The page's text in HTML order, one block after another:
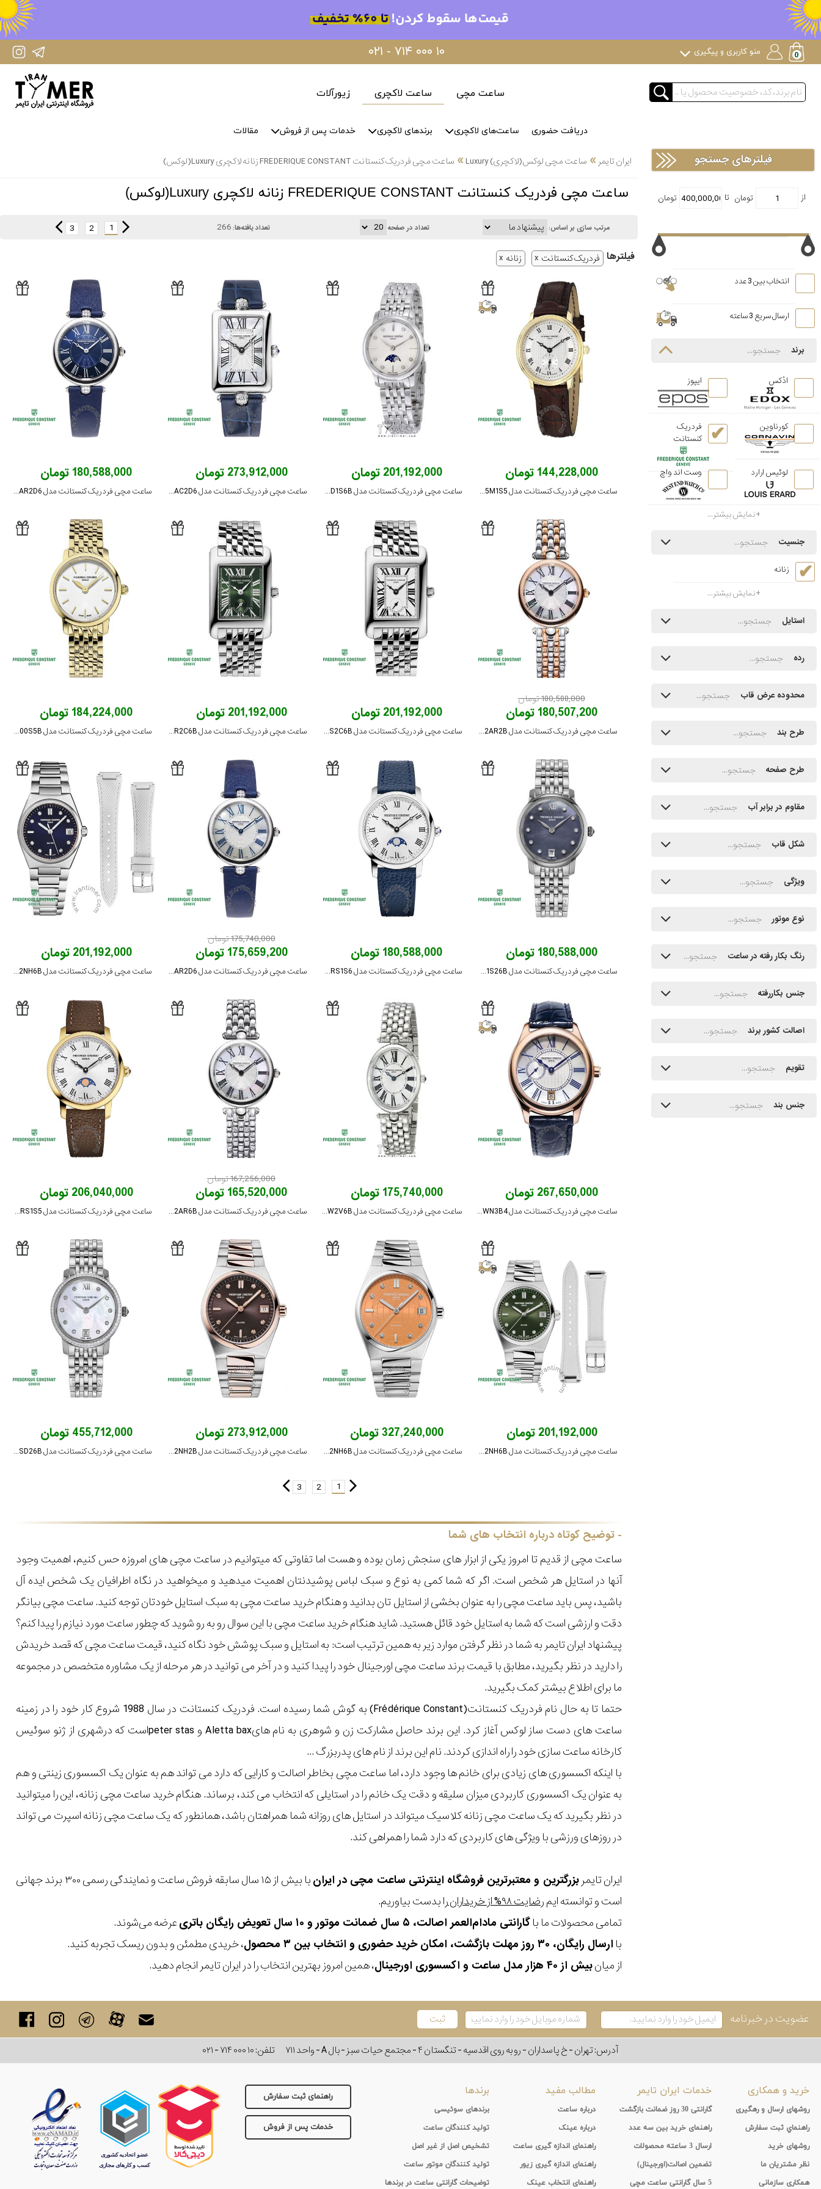
IranTimer Instagram Page ۰۲۱ - ۷۱۴ ۰۰۰ ۱۰ منو کاربری و پیگیری
ساعت مچی ساعت لاکچری زیورآلات
دریافت حضوری ساعت‌های لاکچری برندهای لاکچری خدمات پس از فروش مقالات
ایران تایمر » ساعت مچی لوکس(لاکچری) Luxury » ساعت مچی فردریک کنستانت FREDERIQUE CONSTANT زنانه لاکچری Luxury(لوکس)
ساعت مچی فردریک کنستانت FREDERIQUE CONSTANT زنانه لاکچری Luxury(لوکس)
مرتب سازی بر اساس: تعداد در صفحه تعداد یافته‌ها:266
1
2
3
فیلتر‌ها فردریک کنستانت زنانه
144,228,000 تومان
ساعت مچی فردریک کنستانت مدل FC-235M1S5
201,192,000 تومان
ساعت مچی فردریک کنستانت مدل FC-206MPWD1S6B
273,912,000 تومان
ساعت مچی فردریک کنستانت مدل FC-200MPW2AC2D6
180,588,000 تومان
ساعت مچی فردریک کنستانت مدل FC-200MPN2AR2D6
180,588,000 تومان
180,507,200 تومان
ساعت مچی فردریک کنستانت مدل FC-200MPW2AR2B
201,192,000 تومان
ساعت مچی فردریک کنستانت مدل FC-235S2C6B
201,192,000 تومان
ساعت مچی فردریک کنستانت مدل FC-235GR2C6B
184,224,000 تومان
ساعت مچی فردریک کنستانت مدل FC-200S5B
180,588,000 تومان
ساعت مچی فردریک کنستانت مدل FC-220MPBD1S26B
180,588,000 تومان
ساعت مچی فردریک کنستانت مدل FC-206RS1S6
175,740,000 تومان
175,659,200 تومان
ساعت مچی فردریک کنستانت مدل FC-200MPWN2AR2D6
201,192,000 تومان
ساعت مچی فردریک کنستانت مدل FC-240ND2NH6B
267,650,000 تومان
ساعت مچی فردریک کنستانت مدل FC-318MPWN3B4
175,740,000 تومان
ساعت مچی فردریک کنستانت مدل FC-200MPW2V6B
167,256,000 تومان
165,520,000 تومان
ساعت مچی فردریک کنستانت مدل FC-200MPW2AR6B
206,040,000 تومان
ساعت مچی فردریک کنستانت مدل FC-206RS1S5
201,192,000 تومان
ساعت مچی فردریک کنستانت مدل FC-240GRD2NH6B
327,240,000 تومان
ساعت مچی فردریک کنستانت مدل FC-303OD2NH6B
273,912,000 تومان
ساعت مچی فردریک کنستانت مدل FC-240CD2NH2B
455,712,000 تومان
ساعت مچی فردریک کنستانت مدل FC-220MPWD1SD26B
1
2
3
توضیح کوتاه درباره انتخاب های شما
ساعت مچی از قدیم تا امروز یکی از ابزار های سنجش زمان بوده و هست اما تفاوتی که میتوانیم در ساعت مچی های امروزه حس کنیم، اهمیت وجود
آنها در استایل هر شخص است. اگر که شما کمی به نوع و سبک لباس پوشیدنتان اهمیت میدهید و میخواهید در نگاه اطرافیان یک شخص ایده آل
باشید، پس باید ساعت مچی را به عنوان بخشی از استایل تان بدانید و هنگام خرید ساعت مچی به سبک استایل خودتان توجه کنید. ساعت مچی بیانگر
دقت و ارزشی است که شما به استایل خود قائل هستید. شاید هنگام خرید ساعت مچی با این سوال رو به رو شوید که چطور ساعت مورد نیازم را پیدا کنم؟
پیشنهاد ایران تایمر به شما در نظر گرفتن موارد زیر به همین ترتیب است: به استایل و سبک پوشش خود نگاه کنید، قیمت ساعت مچی که قصد خریدش
را دارید در نظر بگیرید، مطابق با قیمت برند ساعت مچی اورجینال خود را پیدا کنید و در آخر می توانید در هر مرحله از یک مشاوره متخصص در مجموعه
ما برای اطلاع بیشتر کمک بگیرید.
حتما تا به حال نام فردریک کنستانت(Frédérique Constant) به گوش شما رسیده است. فردریک کنستانت در سال 1988 شروع کار خود را در زمینه
ساعت های دست ساز لوکس آغاز کرد. این برند حاصل مشارکت زن و شوهری به نام هایAletta bax و peter stasاست که درشهری از ژنو سوئیس
کارخانه ساعت سازی خود را راه اندازی کردند. نام این برند از نام های پدربزرگ ...
با اینکه اکسسوری های زیادی برای خانم ها وجود دارد، اما ساعت مچی بخاطر اصالت و کارایی که دارد می تواند هم به عنوان یک اکسسوری زینتی و هم
به عنوان یک اکسسوری کاربردی میزان سلیقه و دقت یک خانم را در استایلی که انتخاب می کند، برساند. هنگام خرید ساعت مچی زنانه، این را میتوانید
در نظر بگیرید که یک ساعت مچی زنانه کلاسیک میتواند در استایل های روزانه شما همراهتان باشد، همانطور که یک ساعت مچی زنانه اسپرت می تواند
در روزهای ورزشی با ویژگی های کاربردی که دارد شما را همراهی کند.
ایران تایمربزرگترین و معتبرترین فروشگاه اینترنتی ساعت مچی در ایران
با بیش از ۱۵ سال سابقه فروش ساعت و نمایندگی رسمی ۳۰۰ برند جهانی
است و توانسته ایمرضایت ۹۸% از خریداران
را بدست بیاوریم.
تمامی محصولات ما باگارانتی مادام‌العمر اصالت، ۵ سال ضمانت موتور و ۱۰ سال تعویض رایگان باتری
عرضه می‌شوند.
باارسال رایگان، ۳۰ روز مهلت بازگشت، امکان خرید حضوری و انتخاب بین ۳ محصول
، خریدی مطمئن و بدون ریسک تجربه کنید.
از میانبیش از ۴۰ هزار مدل ساعت و اکسسوری اورجینال ، همین امروز بهترین انتخاب را در ایران تایمر انجام دهید.
فیلترهای جستجو
انتخاب بین 3 عدد
ارسال سریع 3 ساعته
برند
ادُکس ایپوز
کورناوین
فردریک
کنستانت
لوئیس ارارد وست اند واچ
نمایش بیشتر...
جنسیت
زنانه
نمایش بیشتر...
استایل
رده
محدوده عرض قاب
طرح بند
طرح صفحه
مقاوم در برابر آب
شکل قاب
ویژگی
نوع موتور
رنگ بکار رفته در ساعت
جنس بکاررفته
اصالت کشور برند
تقویم
جنس بند
عضویت در خبرنامه
آدرس: تهران - خ پاسداران - رو به روی اقدسیه - تنگستان ۴ - مجتمع حیات سبز - بال A - واحد ۷۱۱ تلفن:۰۲۱ - ۷۱۴ ۰۰۰ ۱۰
راهنمای ثبت سفارش
خدمات پس از فروش
خرید و همکاری
روشهای ارسال و رهگیری
راهنماي ثبت سفارش
روشهای خرید
نظر مشتریان ما
همکاری سازمانی
خدمات ایران تایمر
گارانتی 30 روز ضمانت بازگشت
راهنمای خرید بین سه عدد
ارسال 3 ساعته محصولات
تضمین اصالت(اورجینال)
5 سال گارانتی ساعت مچی
مطالب مفید
درباره ساعت
درباره عینک
راهنمای اندازه گیری ساعت
راهنمای اندازه گیری زیور
راهنمای انتخاب عینک
برندها
برندهای سوئیسی
تولید کنندگان ساعت
تشخیص اصل از غیر اصل
تولید کنندگان موتور ساعت
توضیحات گارانتی ساعت در برندها